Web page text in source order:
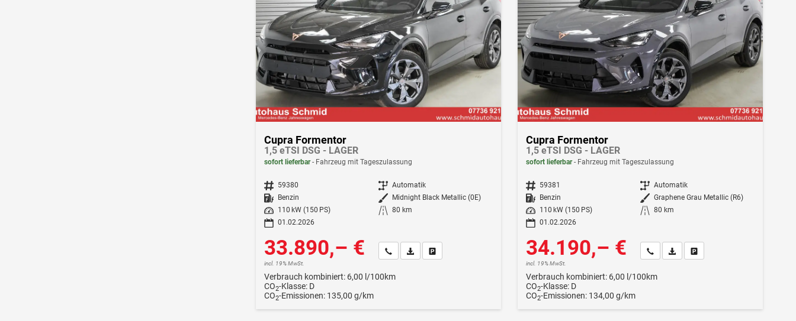
Cupra Formentor
1,5 eTSI DSG - LAGER
sofort lieferbar Fahrzeug mit Tageszulassung
Fahrzeugnr. 59380 Getriebe Automatik
Kraftstoff
Benzin Außenfarbe
Midnight Black Metallic (0E)
Leistung
110 kW (150 PS) Kilometerstand 80 km
01.02.2026
33.890,– €
incl. 19% MwSt.
Wir rufen Sie anFahrzeugexposé (PDF)
Fahrzeug parken
Verbrauch kombiniert: 6,00 l/100km
CO2-Klasse: D
CO2-Emissionen: 135,00 g/km
Cupra Formentor
1,5 eTSI DSG - LAGER
sofort lieferbar Fahrzeug mit Tageszulassung
Fahrzeugnr. 59381 Getriebe Automatik
Kraftstoff
Benzin Außenfarbe Graphene Grau Metallic (R6)
Leistung
110 kW (150 PS) Kilometerstand 80 km
01.02.2026
34.190,– €
incl. 19% MwSt.
Wir rufen Sie anFahrzeugexposé (PDF)
Fahrzeug parken
Verbrauch kombiniert: 6,00 l/100km
CO2-Klasse: D
CO2-Emissionen: 134,00 g/km